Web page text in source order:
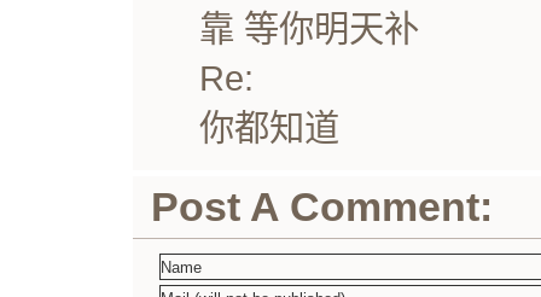
靠 等你明天补
Re:
你都知道
Post A Comment: